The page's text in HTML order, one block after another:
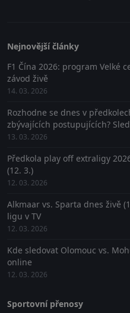
Nejnovější články
F1 Čína 2026: program Velké
závod živě
14. 03. 2026
Rozhodne se dnes v
zbývajících postupujících?
13. 03. 2026
Předkola play off extraligy
(12. 3.)
12. 03. 2026
Alkmaar vs. Sparta dnes živě
ligu v TV
12. 03. 2026
Kde sledovat Olomouc vs.
online
12. 03. 2026
Sportovní přenosy